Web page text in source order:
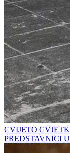
CVIJETO
PREDSTAVNICI